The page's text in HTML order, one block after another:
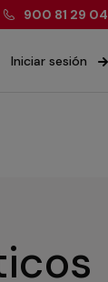
900 81 29 04
Iniciar sesión